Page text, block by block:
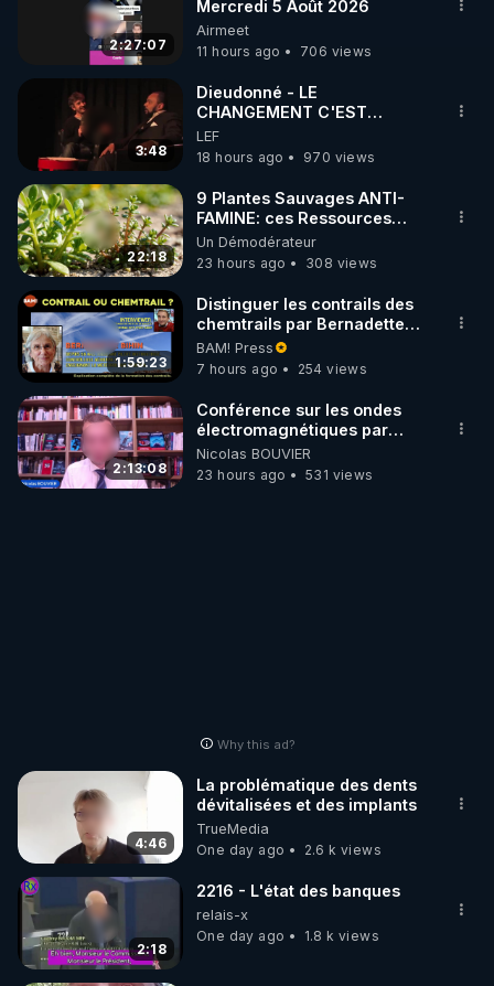
2:27:07
Mercredi 5 Août 2026
Airmeet
11 hours ago
706 views
3:48
Dieudonné - LE
CHANGEMENT C'EST
MAINTENANT
LEF
18 hours ago
970 views
22:18
9 Plantes Sauvages ANTI-
FAMINE: ces Ressources
JARDIN&des Haies
Un Démodérateur
23 hours ago
308 views
1:59:23
Distinguer les contrails des
chemtrails par Bernadette
Bihin
BAM! Press
7 hours ago
254 views
2:13:08
Conférence sur les ondes
électromagnétiques par
Grégoire Caustru et Bart de
Wever !
Nicolas BOUVIER
23 hours ago
531 views
Why this ad?
4:46
La problématique des dents
dévitalisées et des implants
TrueMedia
One day ago
2.6 k views
2:18
2216 - L'état des banques
relais-x
One day ago
1.8 k views